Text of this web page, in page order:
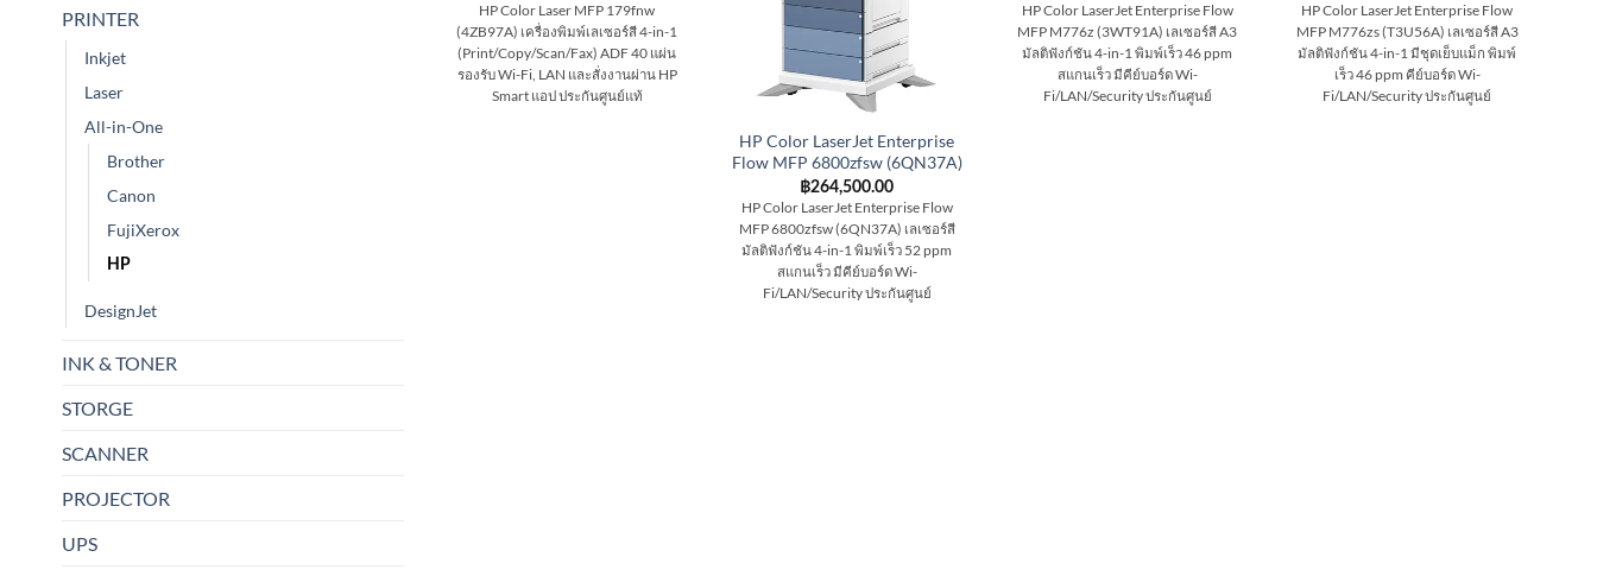
PRINTER
Inkjet
Laser
All-in-One
Brother
Canon
FujiXerox
HP
DesignJet
INK & TONER
STORGE
SCANNER
PROJECTOR
UPS
HP Color Laser MFP 179fnw
(4ZB97A) เครื่องพิมพ์เลเซอร์สี 4-in-1
(Print/Copy/Scan/Fax) ADF 40 แผ่น
รองรับ Wi-Fi, LAN และสั่งงานผ่าน HP
Smart แอป ประกันศูนย์แท้
HP Color LaserJet Enterprise
Flow MFP 6800zfsw (6QN37A)
฿264,500.00
HP Color LaserJet Enterprise Flow
MFP 6800zfsw (6QN37A) เลเซอร์สี
มัลติฟังก์ชัน 4-in-1 พิมพ์เร็ว 52 ppm
สแกนเร็ว มีคีย์บอร์ด Wi-
Fi/LAN/Security ประกันศูนย์
HP Color LaserJet Enterprise Flow
MFP M776z (3WT91A) เลเซอร์สี A3
มัลติฟังก์ชัน 4-in-1 พิมพ์เร็ว 46 ppm
สแกนเร็ว มีคีย์บอร์ด Wi-
Fi/LAN/Security ประกันศูนย์
HP Color LaserJet Enterprise Flow
MFP M776zs (T3U56A) เลเซอร์สี A3
มัลติฟังก์ชัน 4-in-1 มีชุดเย็บแม็ก พิมพ์
เร็ว 46 ppm คีย์บอร์ด Wi-
Fi/LAN/Security ประกันศูนย์